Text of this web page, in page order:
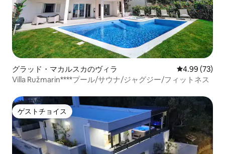
グラッド・マカルスカのヴィラ レビュー73
4.99 (73)
Villa Ružmarin****プール/サウナ/ジャグジー/フィットネス
ゲストチョイス
ゲストチョイス